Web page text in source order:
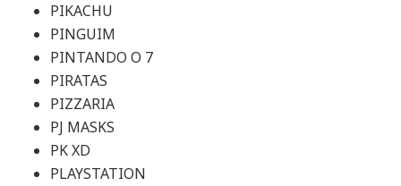
PIKACHU
PINGUIM
PINTANDO O 7
PIRATAS
PIZZARIA
PJ MASKS
PK XD
PLAYSTATION